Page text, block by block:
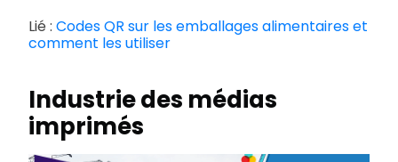
Lié : Codes QR sur les emballages alimentaires et
comment les utiliser
Industrie des médias
imprimés